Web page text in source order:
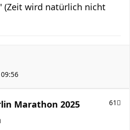
(Zeit wird natürlich nicht
Marathon 2025 61